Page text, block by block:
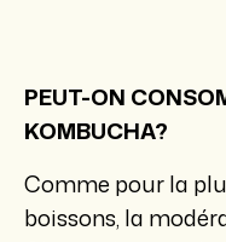
PEUT-ON
KOMBUCHA?
Comme pour la
boissons, la